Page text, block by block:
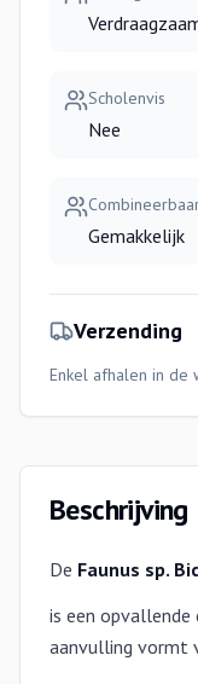
Scholenvis
Nee
Gemakkelijk
Verzending
Enkel afhalen in de
Beschrijving
De Faunus sp.
is een opvallende
aanvulling vormt